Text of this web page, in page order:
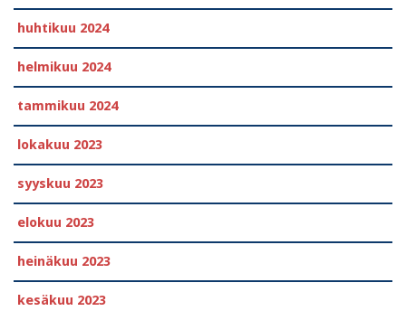
huhtikuu 2024
helmikuu 2024
tammikuu 2024
lokakuu 2023
syyskuu 2023
elokuu 2023
heinäkuu 2023
kesäkuu 2023